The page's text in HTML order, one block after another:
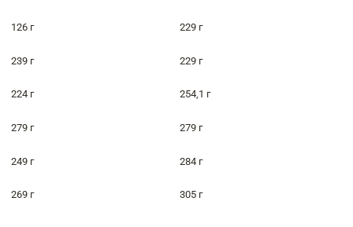
126 г 229 г
239 г 229 г
224 г 254,1 г
279 г 279 г
249 г 284 г
269 г 305 г